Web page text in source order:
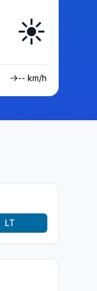
☀️
-- km/h
LT